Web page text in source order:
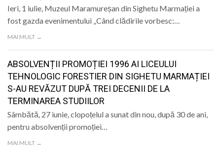
Ieri, 1 iulie, Muzeul Maramureșan din Sighetu Marmației a
fost gazda evenimentului „Când clădirile vorbesc:…
MAI MULT →
ABSOLVENȚII PROMOȚIEI 1996 AI LICEULUI
TEHNOLOGIC FORESTIER DIN SIGHETU MARMAȚIEI
S-AU REVĂZUT DUPĂ TREI DECENII DE LA
TERMINAREA STUDIILOR
Sâmbătă, 27 iunie, clopoțelul a sunat din nou, după 30 de ani,
pentru absolvenții promoției…
MAI MULT →